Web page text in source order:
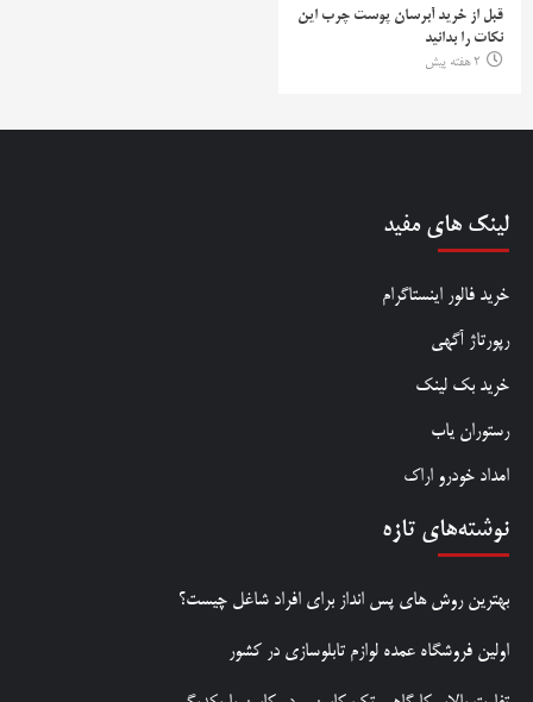
قبل از خرید آبرسان پوست چرب این
نکات را بدانید
2 هفته پیش
لینک های مفید
خرید فالور اینستاگرام
رپورتاژ آگهی
خرید بک لینک
رستوران یاب
امداد خودرو اراک
نوشته‌های تازه
بهترین روش‌ های پس‌ انداز برای افراد شاغل چیست؟
اولین فروشگاه عمده لوازم تابلوسازی در کشور